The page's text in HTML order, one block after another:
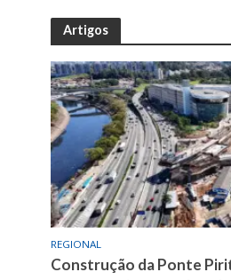
Artigos
REGIONAL
Construção da Ponte